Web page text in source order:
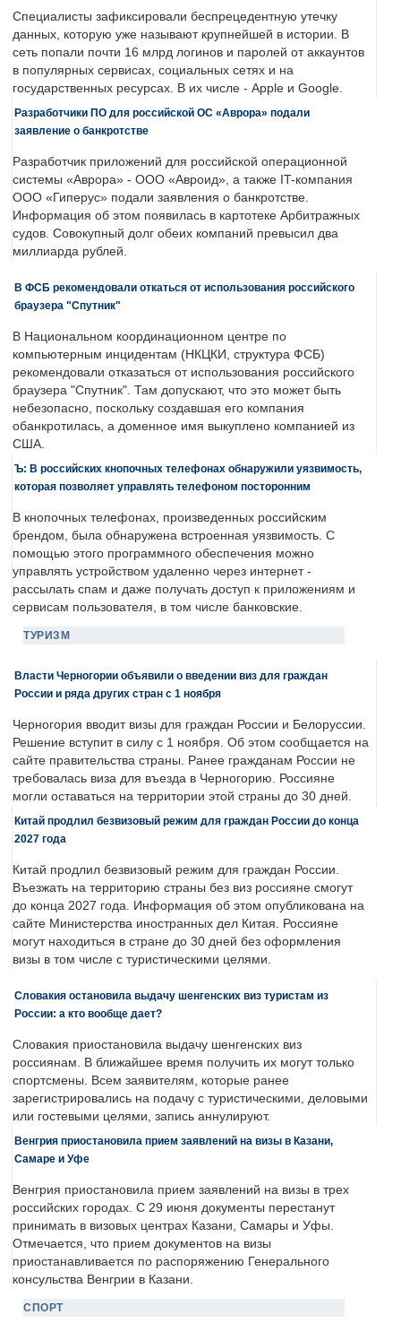
Специалисты зафиксировали беспрецедентную утечку
данных, которую уже называют крупнейшей в истории. В
сеть попали почти 16 млрд логинов и паролей от аккаунтов
в популярных сервисах, социальных сетях и на
государственных ресурсах. В их числе - Apple и Google.
Разработчики ПО для российской ОС «Аврора» подали
заявление о банкротстве
Разработчик приложений для российской операционной
системы «Аврора» - ООО «Авроид», а также IT-компания
ООО «Гиперус» подали заявления о банкротстве.
Информация об этом появилась в картотеке Арбитражных
судов. Совокупный долг обеих компаний превысил два
миллиарда рублей.
В ФСБ рекомендовали откаться от использования российского
браузера "Спутник"
В Национальном координационном центре по
компьютерным инцидентам (НКЦКИ, структура ФСБ)
рекомендовали отказаться от использования российского
браузера "Спутник". Там допускают, что это может быть
небезопасно, поскольку создавшая его компания
обанкротилась, а доменное имя выкуплено компанией из
США.
Ъ: В российских кнопочных телефонах обнаружили уязвимость,
которая позволяет управлять телефоном посторонним
В кнопочных телефонах, произведенных российским
брендом, была обнаружена встроенная уязвимость. С
помощью этого программного обеспечения можно
управлять устройством удаленно через интернет -
рассылать спам и даже получать доступ к приложениям и
сервисам пользователя, в том числе банковские.
ТУРИЗМ
Власти Черногории объявили о введении виз для граждан
России и ряда других стран с 1 ноября
Черногория вводит визы для граждан России и Белоруссии.
Решение вступит в силу с 1 ноября. Об этом сообщается на
сайте правительства страны. Ранее гражданам России не
требовалась виза для въезда в Черногорию. Россияне
могли оставаться на территории этой страны до 30 дней.
Китай продлил безвизовый режим для граждан России до конца
2027 года
Китай продлил безвизовый режим для граждан России.
Въезжать на территорию страны без виз россияне смогут
до конца 2027 года. Информация об этом опубликована на
сайте Министерства иностранных дел Китая. Россияне
могут находиться в стране до 30 дней без оформления
визы в том числе с туристическими целями.
Словакия остановила выдачу шенгенских виз туристам из
России: а кто вообще дает?
Словакия приостановила выдачу шенгенских виз
россиянам. В ближайшее время получить их могут только
спортсмены. Всем заявителям, которые ранее
зарегистрировались на подачу с туристическими, деловыми
или гостевыми целями, запись аннулируют.
Венгрия приостановила прием заявлений на визы в Казани,
Самаре и Уфе
Венгрия приостановила прием заявлений на визы в трех
российских городах. С 29 июня документы перестанут
принимать в визовых центрах Казани, Самары и Уфы.
Отмечается, что прием документов на визы
приостанавливается по распоряжению Генерального
консульства Венгрии в Казани.
СПОРТ